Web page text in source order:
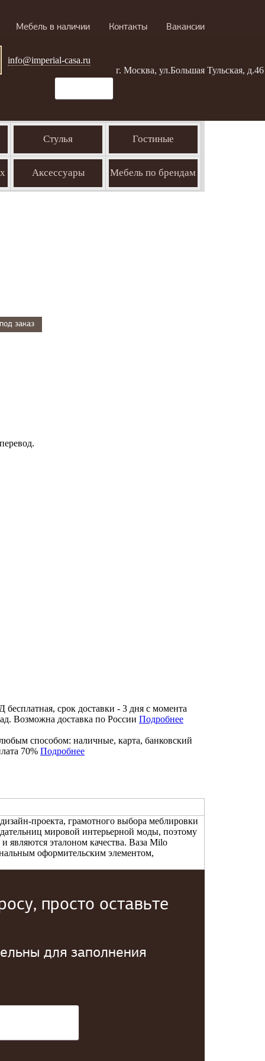
Мебель в наличии Контакты Вакансии
info@imperial-casa.ru
г. Москва, ул.Большая Тульская, д.46
Стулья Гостиные
Аксессуары Мебель по брендам
под заказ
срок доставки - 3 дня с момента
Возможна доставка по России Подробнее
способом: наличные, карта, банковский
70% Подробнее
проекта, грамотного выбора меблировки
мировой интерьерной моды, поэтому
являются эталоном качества. Ваза Milo
оформительским элементом,
просто оставьте
для заполнения